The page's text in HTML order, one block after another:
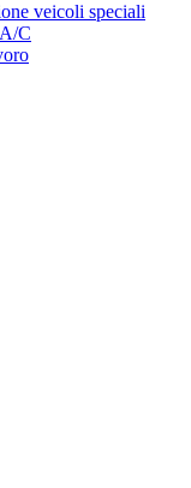
veicoli speciali
C